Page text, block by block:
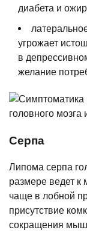
диабета и
угрожает
в
желание
Серпа
Липома серпа
размере ведет
чаще в лобной
присутствие
сокращения